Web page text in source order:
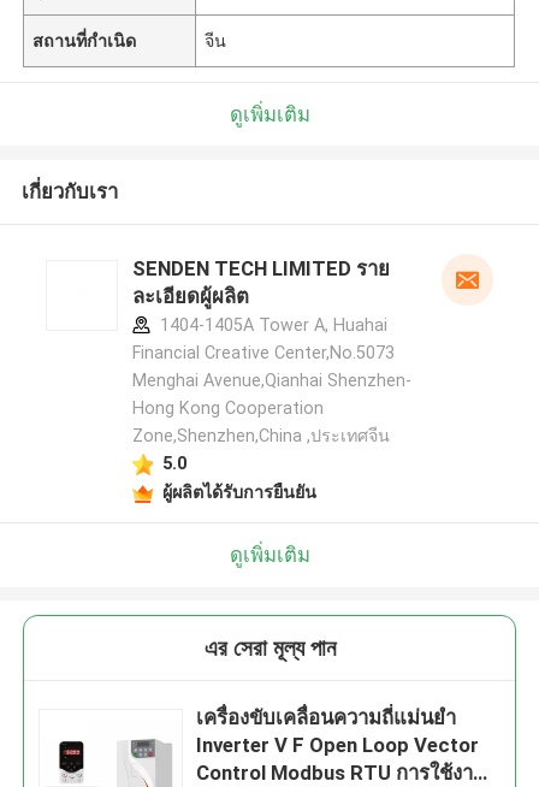
สถานที่กำเนิด จีน
ดูเพิ่มเติม
เกี่ยวกับเรา
SENDEN TECH LIMITED ราย
ละเอียดผู้ผลิต
1404-1405A Tower A, Huahai
Financial Creative Center,No.5073
Menghai Avenue,Qianhai Shenzhen-
Hong Kong Cooperation
Zone,Shenzhen,China ,ประเทศจีน
5.0
ผู้ผลิตได้รับการยืนยัน
ดูเพิ่มเติม
এর সেরা মূল্য পান
เครื่องขับเคลื่อนความถี่แม่นยํา
Inverter V F Open Loop Vector
Control Modbus RTU การใช้งาน